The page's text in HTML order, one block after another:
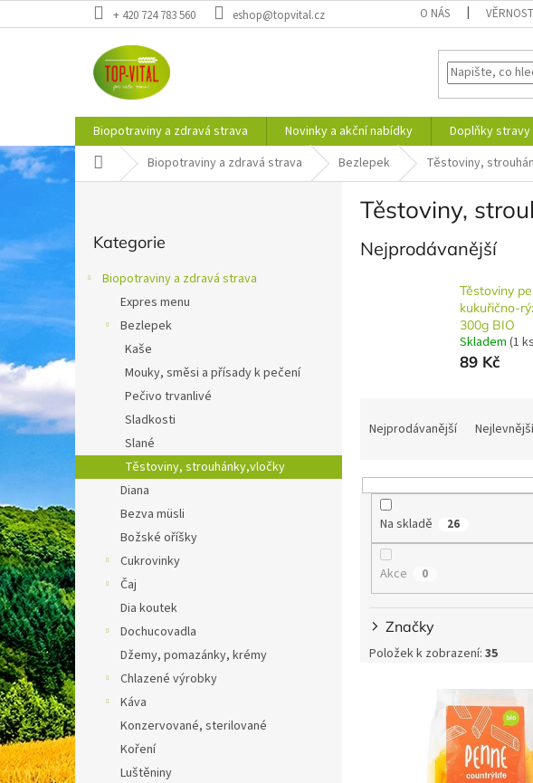
na
+ 420 724 783 560 eshop@topvital.cz O NÁS
Biopotraviny a zdravá strava Novinky a akční nabídky Doplňky stravy
Domů Biopotraviny a zdravá strava Bezlepek Těstoviny,
n
p
a
e
l
kategorie
Kategorie
Biopotraviny a zdravá strava
Expres menu
Bezlepek
Kaše
Mouky, směsi a přísady k pečení
Pečivo trvanlivé
Sladkosti
Slané
Těstoviny, strouhánky,vločky
Diana
Bezva müsli
Božské oříšky
Cukrovinky
Čaj
Dia koutek
Dochucovadla
Džemy, pomazánky, krémy
Chlazené výrobky
Káva
Konzervované, sterilované
Koření
Luštěniny
Těstoviny,
Nejprodávanější
Těstoviny
kukuřično-
300g BIO
Skladem (1
89 Kč
a
n
Nejprodávanější Nejlevnější
Na skladě 26
Akce 0
Značky
Položek k zobrazení: 35